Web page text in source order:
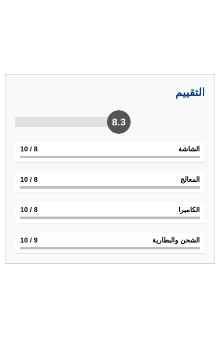
التقييم
8.3
الشاشة 8
/ 10
المعالج 8
/ 10
الكاميرا 8
/ 10
الشحن والبطارية 9
/ 10